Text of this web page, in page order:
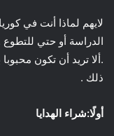
لايهم لماذا أنت في
الدراسة أو حتي للتطوع
ذلك .
أولًا:شراء الهدايا